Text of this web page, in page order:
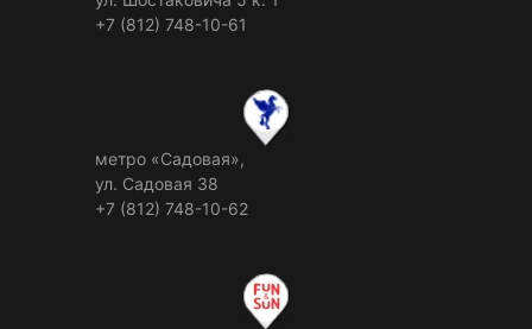
+7 (812) 748-10-61
метро «Садовая»,
ул. Садовая 38
+7 (812) 748-10-62